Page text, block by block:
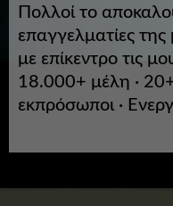
Πολλοί το
επαγγελματίες
με επίκεντρο τις
18.000+ μέλη · 20+
εκπρόσωποι ·